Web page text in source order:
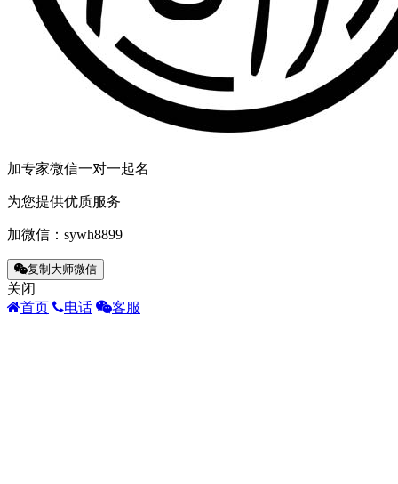
加专家微信一对一起名
为您提供优质服务
加微信： sywh8899
复制大师微信
关闭
首页
电话 客服